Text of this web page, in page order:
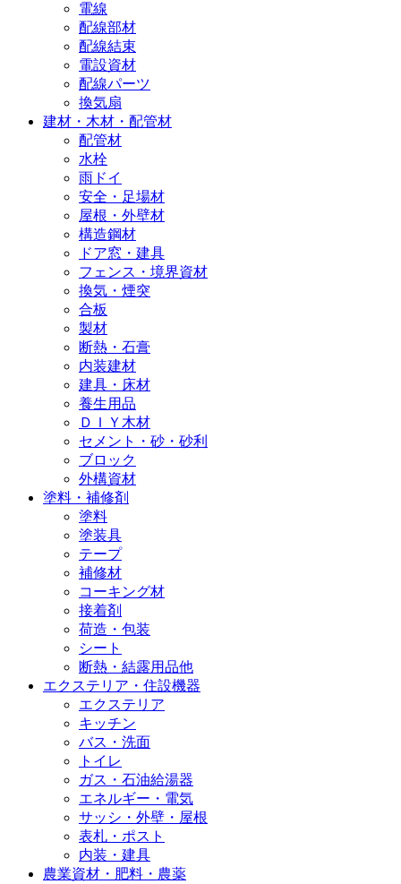
電線
配線部材
配線結束
電設資材
配線パーツ
換気扇
建材・木材・配管材
配管材
水栓
雨ドイ
安全・足場材
屋根・外壁材
構造鋼材
ドア窓・建具
フェンス・境界資材
換気・煙突
合板
製材
断熱・石膏
内装建材
建具・床材
養生用品
ＤＩＹ木材
セメント・砂・砂利
ブロック
外構資材
塗料・補修剤
塗料
塗装具
テープ
補修材
コーキング材
接着剤
荷造・包装
シート
断熱・結露用品他
エクステリア・住設機器
エクステリア
キッチン
バス・洗面
トイレ
ガス・石油給湯器
エネルギー・電気
サッシ・外壁・屋根
表札・ポスト
内装・建具
農業資材・肥料・農薬